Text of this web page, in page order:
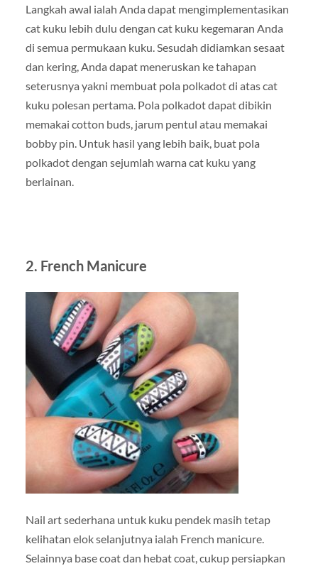
Langkah awal ialah Anda dapat mengimplementasikan
cat kuku lebih dulu dengan cat kuku kegemaran Anda
di semua permukaan kuku. Sesudah didiamkan sesaat
dan kering, Anda dapat meneruskan ke tahapan
seterusnya yakni membuat pola polkadot di atas cat
kuku polesan pertama. Pola polkadot dapat dibikin
memakai cotton buds, jarum pentul atau memakai
bobby pin. Untuk hasil yang lebih baik, buat pola
polkadot dengan sejumlah warna cat kuku yang
berlainan.
2. French Manicure
Nail art sederhana untuk kuku pendek masih tetap
kelihatan elok selanjutnya ialah French manicure.
Selainnya base coat dan hebat coat, cukup persiapkan